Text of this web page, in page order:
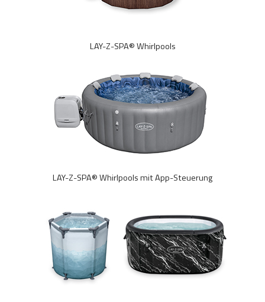
LAY-Z-SPA® Whirlpools
LAY-Z-SPA® Whirlpools mit App-Steuerung